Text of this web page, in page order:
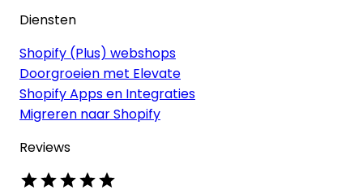
Diensten
Shopify (Plus) webshops
Doorgroeien met Elevate
Shopify Apps en Integraties
Migreren naar Shopify
Reviews